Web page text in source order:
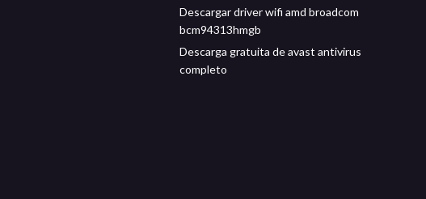
Descargar driver wifi amd broadcom
bcm94313hmgb
Descarga gratuita de avast antivirus
completo